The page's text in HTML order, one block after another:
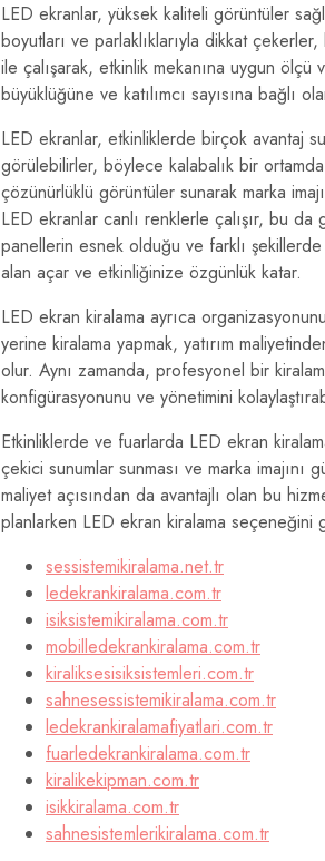
LED ekranlar, yüksek kaliteli görüntüler
boyutları ve parlaklıklarıyla dikkat
ile çalışarak, etkinlik mekanına uygun
büyüklüğüne ve katılımcı sayısına bağlı
LED ekranlar, etkinliklerde birçok avantaj
görülebilirler, böylece kalabalık bir
çözünürlüklü görüntüler sunarak marka
LED ekranlar canlı renklerle çalışır, bu
panellerin esnek olduğu ve farklı
alan açar ve etkinliğinize özgünlük katar.
LED ekran kiralama ayrıca
yerine kiralama yapmak, yatırım
olur. Aynı zamanda, profesyonel bir
konfigürasyonunu ve yönetimini
Etkinliklerde ve fuarlarda LED ekran
çekici sunumlar sunması ve marka imajını
maliyet açısından da avantajlı olan bu
planlarken LED ekran kiralama seçeneğini
sessistemikiralama.net.tr
ledekrankiralama.com.tr
isiksistemikiralama.com.tr
mobilledekrankiralama.com.tr
kiraliksesisiksistemleri.com.tr
sahnesessistemikiralama.com.tr
ledekrankiralamafiyatlari.com.tr
fuarledekrankiralama.com.tr
kiralikekipman.com.tr
isikkiralama.com.tr
sahnesistemlerikiralama.com.tr